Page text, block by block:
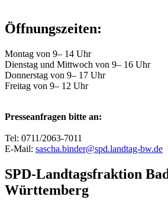
Öffnungszeiten:
Montag von 9– 14 Uhr
Dienstag und Mittwoch von 9– 16 Uhr
Donnerstag von 9– 17 Uhr
Freitag von 9– 12 Uhr
Presseanfragen bitte an:
Tel: 0711/2063-7011
E-Mail: sascha.binder@spd.landtag-bw.de
SPD-Landtagsfraktion
Württemberg